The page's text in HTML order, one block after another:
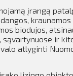
įrangą
kraunamos
biodujos,
sąvartynuose ir
atlyginti